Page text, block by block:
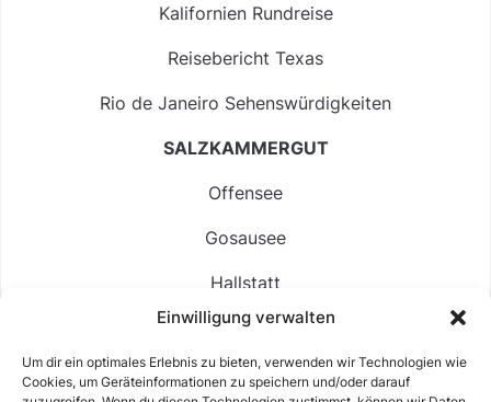
Einwilligung verwalten
Um dir ein optimales Erlebnis zu bieten, verwenden wir Technologien wie
Cookies, um Geräteinformationen zu speichern und/oder darauf
Kalifornien Rundreise
Reisebericht Texas
Rio de Janeiro Sehenswürdigkeiten
SALZKAMMERGUT
Offensee
Gosausee
Hallstatt
Langbathsee
Altausseer See